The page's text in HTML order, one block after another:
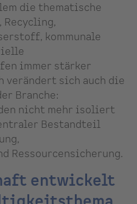
die thematische
kommunale
immer stärker
verändert sich auch die
Branche:
nicht mehr isoliert
Bestandteil
Ressourcensicherung.
entwickelt